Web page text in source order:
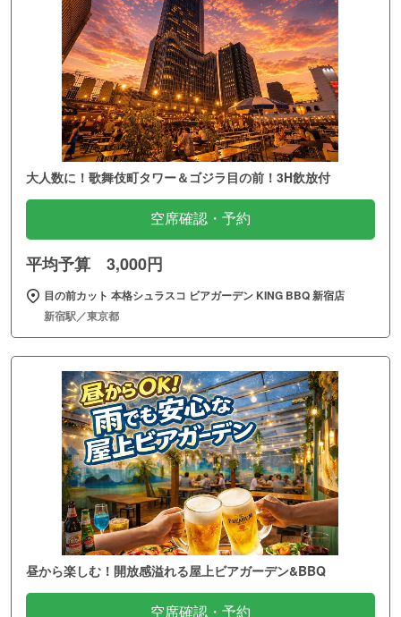
大人数に！歌舞伎町タワー＆ゴジラ目の前！3H飲放付
空席確認・予約
平均予算 3,000円
目の前カット 本格シュラスコ ビアガーデン KING BBQ 新宿店
新宿駅／東京都
昼から楽しむ！開放感溢れる屋上ビアガーデン&BBQ
空席確認・予約